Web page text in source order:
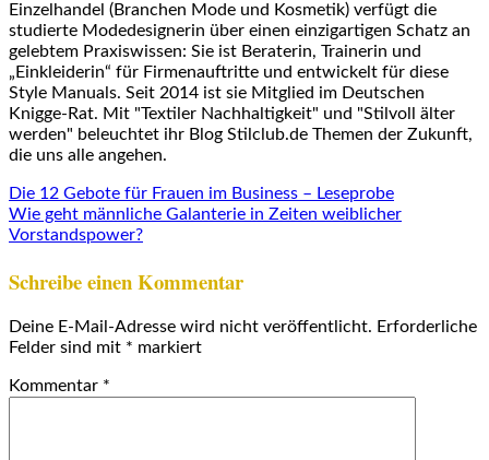
Einzelhandel (Branchen Mode und Kosmetik) verfügt die
studierte Modedesignerin über einen einzigartigen Schatz an
gelebtem Praxiswissen: Sie ist Beraterin, Trainerin und
„Einkleiderin“ für Firmenauftritte und entwickelt für diese
Style Manuals. Seit 2014 ist sie Mitglied im Deutschen
Knigge-Rat. Mit "Textiler Nachhaltigkeit" und "Stilvoll älter
werden" beleuchtet ihr Blog Stilclub.de Themen der Zukunft,
die uns alle angehen.
Die 12 Gebote für Frauen im Business – Leseprobe
Wie geht männliche Galanterie in Zeiten weiblicher
Vorstandspower?
Schreibe einen Kommentar
Deine E-Mail-Adresse wird nicht veröffentlicht. Erforderliche
Felder sind mit * markiert
Kommentar *